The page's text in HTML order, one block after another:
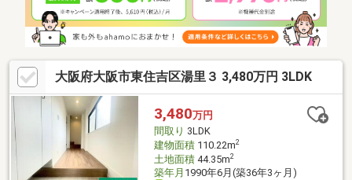
（350ｍ）◇◆◇◆◇◆◇◆◇◆◇◆◇◆◇◆◇◆◇◆◇◆
大阪府大阪市東住吉区湯里３ 3,480万円 3LDK
3,480万円
間取り 3LDK
建物面積110.22m2
土地面積44.35m2
築年月 1990年6月(築36年3ヶ月)